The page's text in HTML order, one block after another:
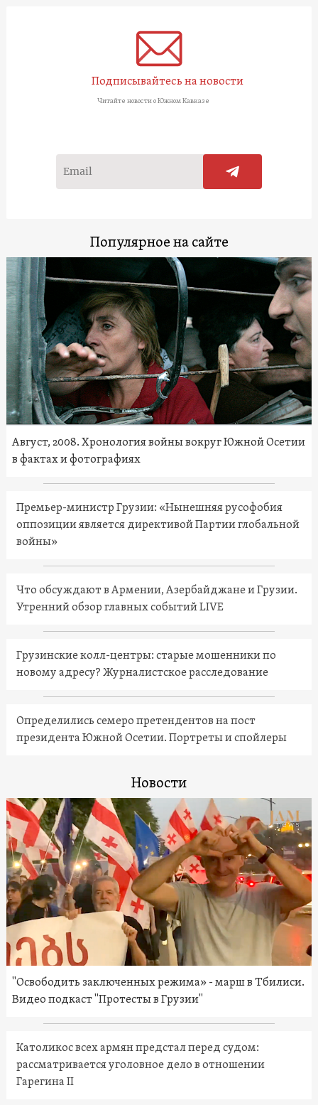
Подписывайтесь на новости
Читайте новости о Южном Кавказе
Популярное на сайте
Август, 2008. Хронология войны вокруг Южной Осетии
в фактах и фотографиях
Премьер-министр Грузии: «Нынешняя русофобия
оппозиции является директивой Партии глобальной
войны»
Что обсуждают в Армении, Азербайджане и Грузии.
Утренний обзор главных событий LIVE
Грузинские колл-центры: старые мошенники по
новому адресу? Журналистское расследование
Определились семеро претендентов на пост
президента Южной Осетии. Портреты и спойлеры
Новости
"Освободить заключенных режима» - марш в Тбилиси.
Видео подкаст "Протесты в Грузии"
Католикос всех армян предстал перед судом:
рассматривается уголовное дело в отношении
Гарегина II